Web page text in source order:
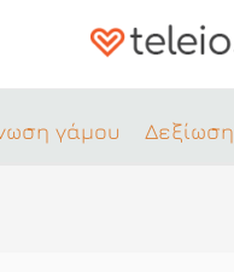
γάμου Δεξίωση